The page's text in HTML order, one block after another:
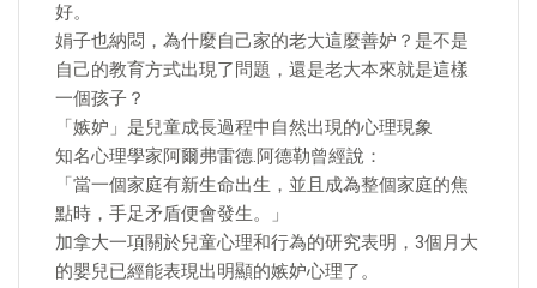
好。
娟子也納悶，為什麼自己家的老大這麼善妒？是不是
自己的教育方式出現了問題，還是老大本來就是這樣
一個孩子？
「嫉妒」是兒童成長過程中自然出現的心理現象
知名心理學家阿爾弗雷德.阿德勒曾經說：
「當一個家庭有新生命出生，並且成為整個家庭的焦
點時，手足矛盾便會發生。」
加拿大一項關於兒童心理和行為的研究表明，3個月大
的嬰兒已經能表現出明顯的嫉妒心理了。